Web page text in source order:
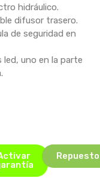
hidráulico.
difusor trasero.
de seguridad en
uno en la parte